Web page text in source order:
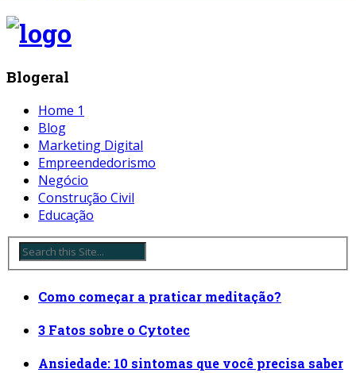
Blogeral
Home 1
Blog
Marketing Digital
Empreendedorismo
Negócio
Construção Civil
Educação
Como começar a praticar meditação?
3 Fatos sobre o Cytotec
Ansiedade: 10 sintomas que você precisa saber